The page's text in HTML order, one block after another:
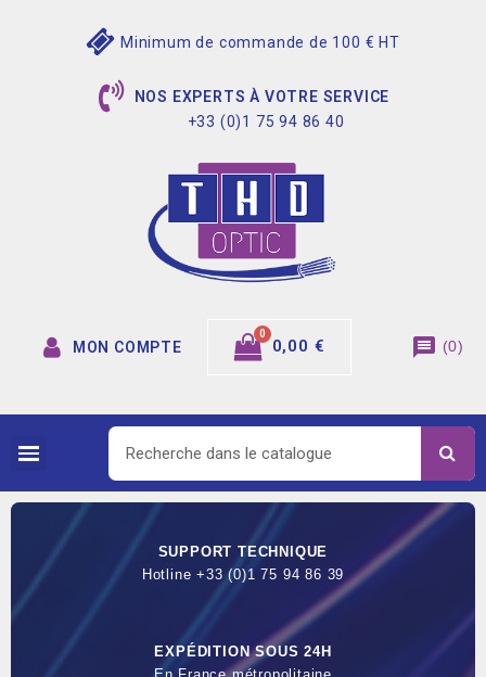
Minimum de commande de 100 € HT
NOS EXPERTS À VOTRE SERVICE
+33 (0)1 75 94 86 40
MON COMPTE 0,00 € message (0)
SUPPORT TECHNIQUE
Hotline +33 (0)1 75 94 86 39
EXPÉDITION SOUS 24H